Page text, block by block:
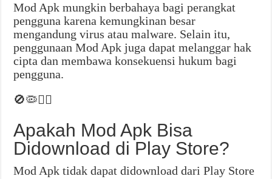
Mod Apk mungkin berbahaya bagi perangkat
pengguna karena kemungkinan besar
mengandung virus atau malware. Selain itu,
penggunaan Mod Apk juga dapat melanggar hak
cipta dan membawa konsekuensi hukum bagi
pengguna.
🚫🦠👮‍♀️
Apakah Mod Apk Bisa
Didownload di Play Store?
Mod Apk tidak dapat didownload dari Play Store